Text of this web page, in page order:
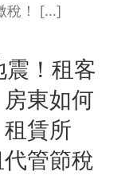
稅！ [...]
震！租客
東如何
租賃所
管節稅